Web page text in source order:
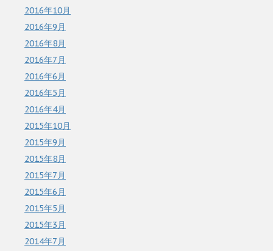
2016年10月
2016年9月
2016年8月
2016年7月
2016年6月
2016年5月
2016年4月
2015年10月
2015年9月
2015年8月
2015年7月
2015年6月
2015年5月
2015年3月
2014年7月